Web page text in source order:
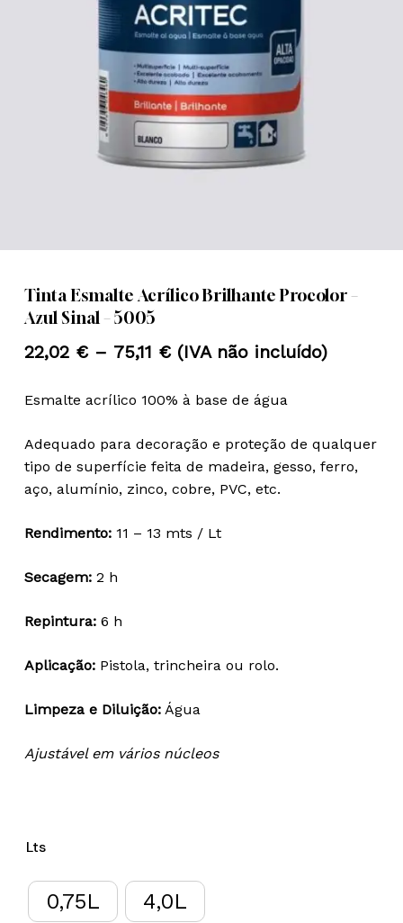
Tinta Esmalte Acrílico Brilhante Procolor –
Azul Sinal – 5005
22,02 € – 75,11 €Price
22,02 €
75,11 €
(IVA não incluído)
Esmalte acrílico 100% à base de água
Adequado para decoração e proteção de qualquer
tipo de superfície feita de madeira, gesso, ferro,
aço, alumínio, zinco, cobre, PVC, etc.
Rendimento:11 – 13 mts / Lt
Secagem:2 h
Repintura:6 h
Aplicação:Pistola, trincheira ou rolo.
Limpeza e Diluição:Água
Ajustável em vários núcleos
Lts
0,75L 4,0L
Nome*
Email*